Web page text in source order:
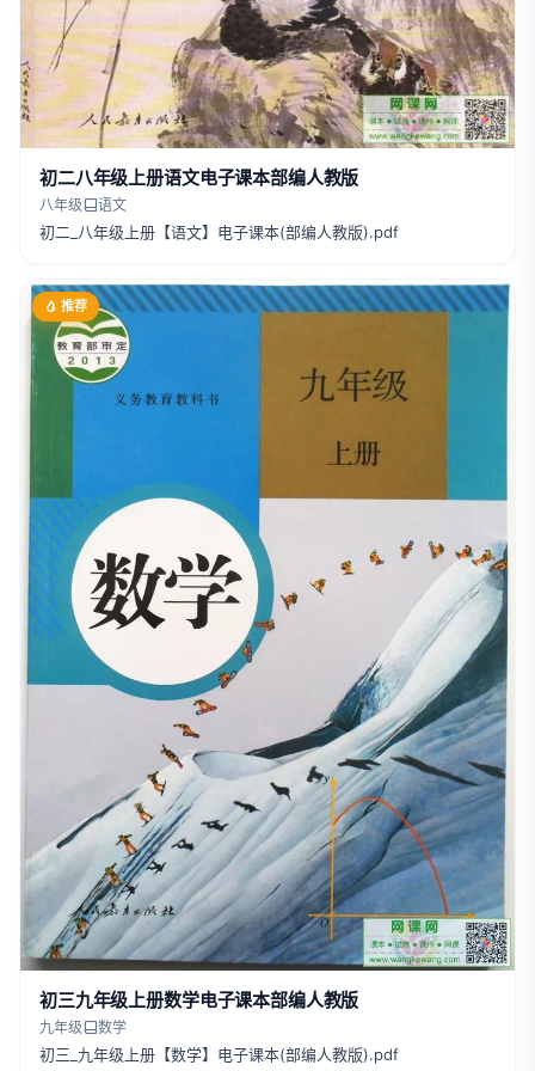
初二八年级上册语文电子课本部编人教版
八年级 语文
初二_八年级上册【语文】电子课本(部编人教版).pdf
推荐
初三九年级上册数学电子课本部编人教版
九年级 数学
初三_九年级上册【数学】电子课本(部编人教版).pdf